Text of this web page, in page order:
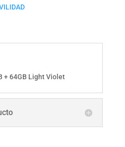
+ 64GB Light Violet